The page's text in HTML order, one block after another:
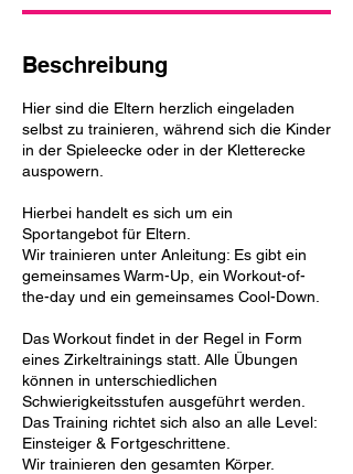
Beschreibung
Hier sind die Eltern herzlich eingeladen
selbst zu trainieren, während sich die Kinder
in der Spieleecke oder in der Kletterecke
auspowern.
Hierbei handelt es sich um ein
Sportangebot für Eltern.
Wir trainieren unter Anleitung: Es gibt ein
gemeinsames Warm-Up, ein Workout-of-
the-day und ein gemeinsames Cool-Down.
Das Workout findet in der Regel in Form
eines Zirkeltrainings statt. Alle Übungen
können in unterschiedlichen
Schwierigkeitsstufen ausgeführt werden.
Das Training richtet sich also an alle Level:
Einsteiger & Fortgeschrittene.
Wir trainieren den gesamten Körper.